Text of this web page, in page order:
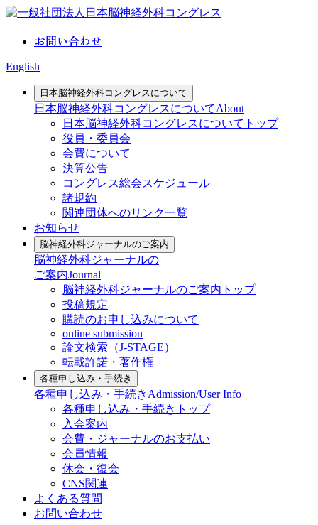
お問い合わせ
English
日本脳神経外科コングレスについて
日本脳神経外科コングレスについてAbout
日本脳神経外科コングレスについてトップ
役員・委員会
会費について
決算公告
コングレス総会スケジュール
諸規約
関連団体へのリンク一覧
お知らせ
脳神経外科ジャーナルのご案内
脳神経外科ジャーナルの
ご案内Journal
脳神経外科ジャーナルのご案内トップ
投稿規定
購読のお申し込みについて
online submission
論文検索（J-STAGE）
転載許諾・著作権
各種申し込み・手続き
各種申し込み・手続き Admission/User Info
各種申し込み・手続きトップ
入会案内
会費・ジャーナルのお支払い
会員情報
休会・復会
CNS関連
よくある質問
お問い合わせ